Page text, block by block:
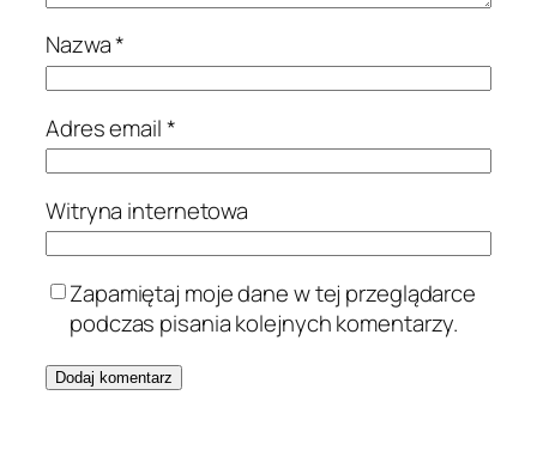
Nazwa*
Adres email*
Witryna internetowa
Zapamiętaj moje dane w tej przeglądarce
podczas pisania kolejnych komentarzy.